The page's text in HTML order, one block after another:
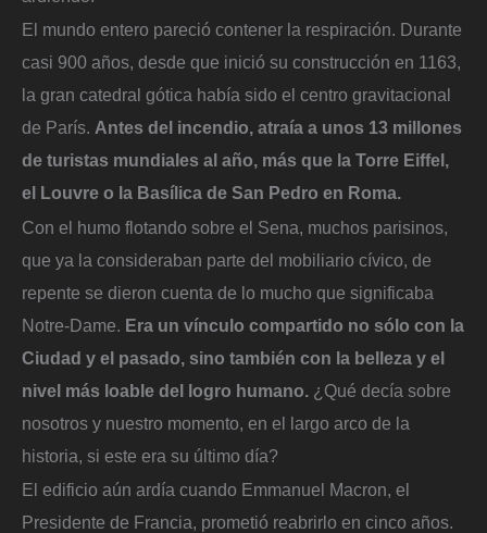
El mundo entero pareció contener la respiración. Durante
casi 900 años, desde que inició su construcción en 1163,
la gran catedral gótica había sido el centro gravitacional
de París. Antes del incendio, atraía a unos 13 millones
de turistas mundiales al año, más que la Torre Eiffel,
el Louvre o la Basílica de San Pedro en Roma.
Con el humo flotando sobre el Sena, muchos parisinos,
que ya la consideraban parte del mobiliario cívico, de
repente se dieron cuenta de lo mucho que significaba
Notre-Dame. Era un vínculo compartido no sólo con la
Ciudad y el pasado, sino también con la belleza y el
nivel más loable del logro humano. ¿Qué decía sobre
nosotros y nuestro momento, en el largo arco de la
historia, si este era su último día?
El edificio aún ardía cuando Emmanuel Macron, el
Presidente de Francia, prometió reabrirlo en cinco años.